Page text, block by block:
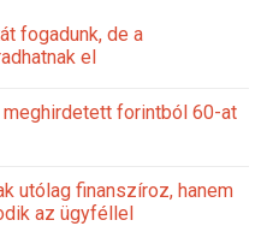
fogadunk, de a
el
forintból 60-at
utólag finanszíroz, hanem
az ügyféllel